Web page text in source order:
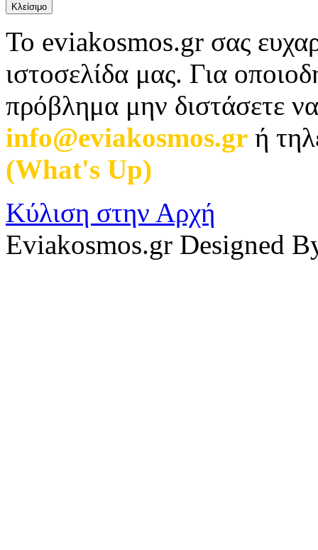
Κλείσιμο
Το eviakosmos.gr σας
ιστοσελίδα μας. Για
πρόβλημα μην διστάσετε
info@eviakosmos.gr ή
(What's Up)
Κύλιση στην Αρχή
Eviakosmos.gr Designed